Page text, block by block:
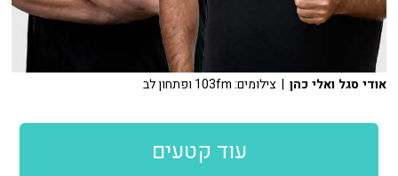
אודי סגל ואלי כהן | צילומים: 103fm ופתחון לב
עוד קטעים